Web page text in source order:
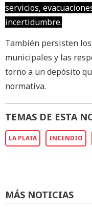
servicios,
incertidumbre.
También persisten
municipales y las
torno a un depósito
normativa.
TEMAS DE ESTA
LA PLATA INCENDIO
MÁS NOTICIAS